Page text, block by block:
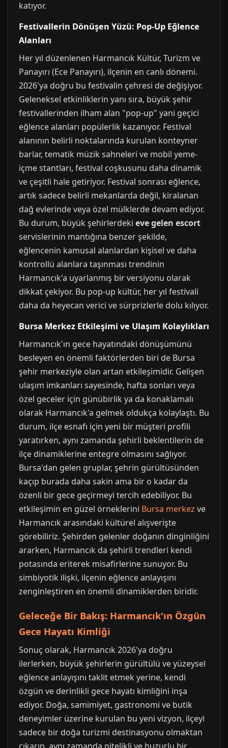
katıyor.
Festivallerin Dönüşen Yüzü: Pop-Up Eğlence
Alanları
Her yıl düzenlenen Harmancık Kültür, Turizm ve
Panayırı (Ece Panayırı), ilçenin en canlı dönemi.
2026'ya doğru bu festivalin çehresi de değişiyor.
Geleneksel etkinliklerin yanı sıra, büyük şehir
festivallerinden ilham alan "pop-up" yani geçici
eğlence alanları popülerlik kazanıyor. Festival
alanının belirli noktalarında kurulan konteyner
barlar, tematik müzik sahneleri ve mobil yeme-
içme stantları, festival coşkusunu daha dinamik
ve çeşitli hale getiriyor. Festival sonrası eğlence,
artık sadece belirli mekanlarda değil, kiralanan
dağ evlerinde veya özel mülklerde devam ediyor.
Bu durum, büyük şehirlerdeki eve gelen escort
servislerinin mantığına benzer şekilde,
eğlencenin kamusal alanlardan kişisel ve daha
kontrollü alanlara taşınması trendinin
Harmancık'a uyarlanmış bir versiyonu olarak
dikkat çekiyor. Bu pop-up kültür, her yıl festivali
daha da heyecan verici ve sürprizlerle dolu kılıyor.
Bursa Merkez Etkileşimi ve Ulaşım Kolaylıkları
Harmancık'ın gece hayatındaki dönüşümünü
besleyen en önemli faktörlerden biri de Bursa
şehir merkeziyle olan artan etkileşimidir. Gelişen
ulaşım imkanları sayesinde, hafta sonları veya
özel geceler için günübirlik ya da konaklamalı
olarak Harmancık'a gelmek oldukça kolaylaştı. Bu
durum, ilçe esnafı için yeni bir müşteri profili
yaratırken, aynı zamanda şehirli beklentilerin de
ilçe dinamiklerine entegre olmasını sağlıyor.
Bursa'dan gelen gruplar, şehrin gürültüsünden
kaçıp burada daha sakin ama bir o kadar da
özenli bir gece geçirmeyi tercih edebiliyor. Bu
etkileşimin en güzel örneklerini Bursa merkez ve
Harmancık arasındaki kültürel alışverişte
görebiliriz. Şehirden gelenler doğanın dinginliğini
ararken, Harmancık da şehirli trendleri kendi
potasında eriterek misafirlerine sunuyor. Bu
simbiyotik ilişki, ilçenin eğlence anlayışını
zenginleştiren en önemli dinamiklerden biridir.
Geleceğe Bir Bakış: Harmancık'ın Özgün
Gece Hayatı Kimliği
Sonuç olarak, Harmancık 2026'ya doğru
ilerlerken, büyük şehirlerin gürültülü ve yüzeysel
eğlence anlayışını taklit etmek yerine, kendi
özgün ve derinlikli gece hayatı kimliğini inşa
ediyor. Doğa, samimiyet, gastronomi ve butik
deneyimler üzerine kurulan bu yeni vizyon, ilçeyi
sadece bir doğa turizmi destinasyonu olmaktan